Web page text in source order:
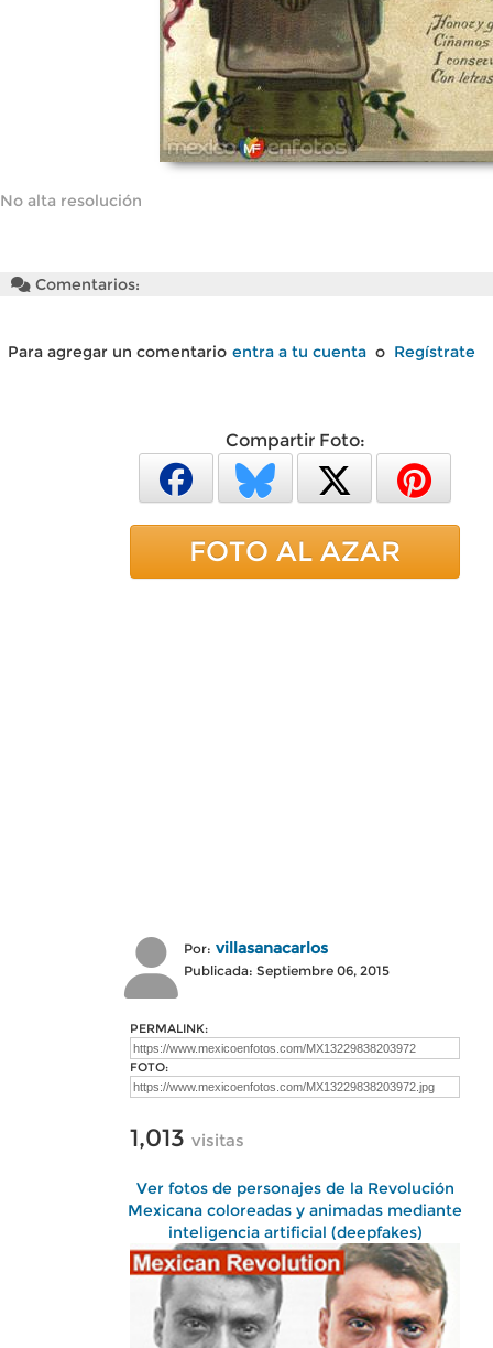
No alta resolución
Comentarios:
Para agregar un comentario entra a tu cuenta o Regístrate
Compartir Foto:
FOTO AL AZAR
Por: villasanacarlos
Publicada: Septiembre 06, 2015
PERMALINK:
FOTO:
1,013 visitas
Ver fotos de personajes de la Revolución
Mexicana coloreadas y animadas mediante
inteligencia artificial (deepfakes)